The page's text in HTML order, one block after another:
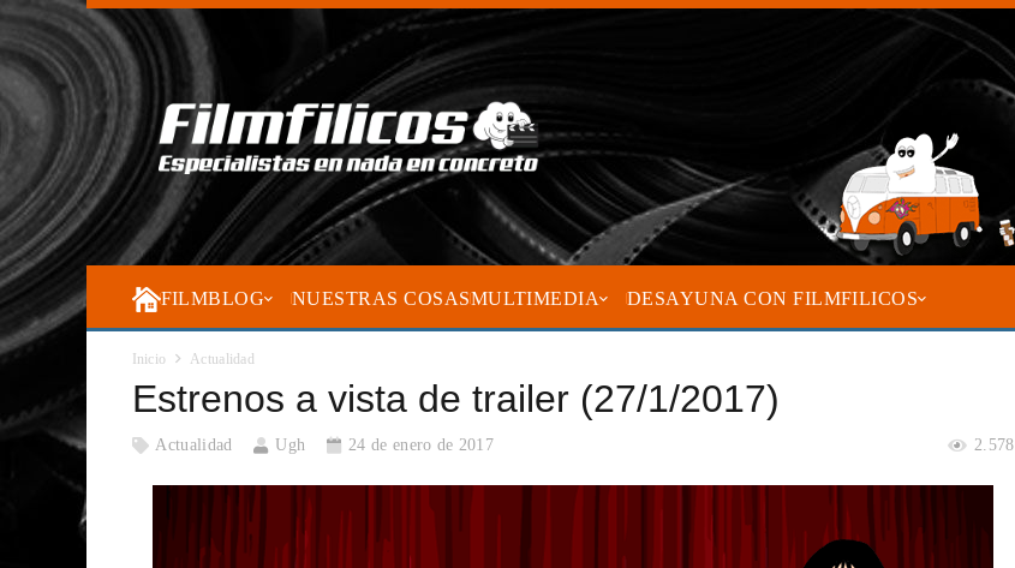
FILMBLOG NUESTRAS COSASMULTIMEDIA DESAYUNA CON FILMFILICOS
Inicio Actualidad
Estrenos a vista de trailer (27/1/2017)
Actualidad Ugh 24 de enero de 2017 2.578